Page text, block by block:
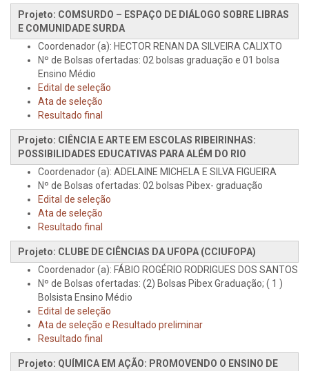
Projeto: COMSURDO – ESPAÇO DE DIÁLOGO SOBRE LIBRAS
E COMUNIDADE SURDA
Coordenador (a): HECTOR RENAN DA SILVEIRA CALIXTO
Nº de Bolsas ofertadas: 02 bolsas graduação e 01 bolsa
Ensino Médio
Edital de seleção
Ata de seleção
Resultado final
Projeto: CIÊNCIA E ARTE EM ESCOLAS RIBEIRINHAS:
POSSIBILIDADES EDUCATIVAS PARA ALÉM DO RIO
Coordenador (a): ADELAINE MICHELA E SILVA FIGUEIRA
Nº de Bolsas ofertadas: 02 bolsas Pibex- graduação
Edital de seleção
Ata de seleção
Resultado final
Projeto: CLUBE DE CIÊNCIAS DA UFOPA (CCIUFOPA)
Coordenador (a): FÁBIO ROGÉRIO RODRIGUES DOS SANTOS
Nº de Bolsas ofertadas: (2) Bolsas Pibex Graduação; ( 1 )
Bolsista Ensino Médio
Edital de seleção
Ata de seleção e Resultado preliminar
Resultado final
Projeto: QUÍMICA EM AÇÃO: PROMOVENDO O ENSINO DE